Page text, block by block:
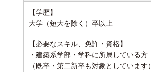
【学歴】
大学（短大を除く）卒以上
【必要なスキル、免許・資格】
・建築系学部・学科に所属している方
（既卒・第二新卒も対象としています）